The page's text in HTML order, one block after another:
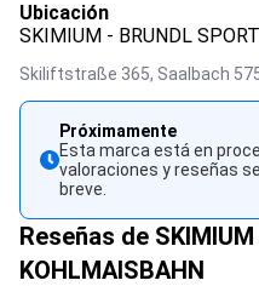
Ubicación
SKIMIUM - BRUNDL
Skiliftstraße 365, Saalbach
Próximamente
Esta marca está en
valoraciones y reseñas
breve.
Reseñas de
KOHLMAISBAHN